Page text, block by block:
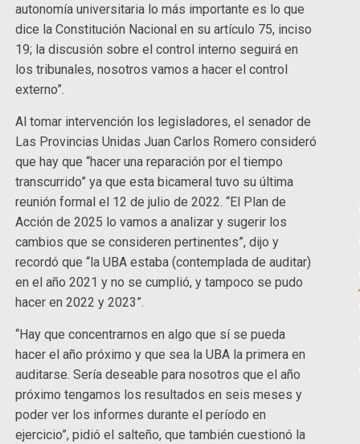
autonomía universitaria lo más importante es lo que
dice la Constitución Nacional en su artículo 75, inciso
19; la discusión sobre el control interno seguirá en
los tribunales, nosotros vamos a hacer el control
externo”.
Al tomar intervención los legisladores, el senador de
Las Provincias Unidas Juan Carlos Romero consideró
que hay que “hacer una reparación por el tiempo
transcurrido” ya que esta bicameral tuvo su última
reunión formal el 12 de julio de 2022. “El Plan de
Acción de 2025 lo vamos a analizar y sugerir los
cambios que se consideren pertinentes”, dijo y
recordó que “la UBA estaba (contemplada de auditar)
en el año 2021 y no se cumplió, y tampoco se pudo
hacer en 2022 y 2023”.
“Hay que concentrarnos en algo que sí se pueda
hacer el año próximo y que sea la UBA la primera en
auditarse. Sería deseable para nosotros que el año
próximo tengamos los resultados en seis meses y
poder ver los informes durante el período en
ejercicio”, pidió el salteño, que también cuestionó la